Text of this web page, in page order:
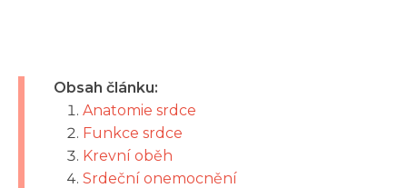
Obsah článku:
Anatomie srdce
Funkce srdce
Krevní oběh
Srdeční onemocnění